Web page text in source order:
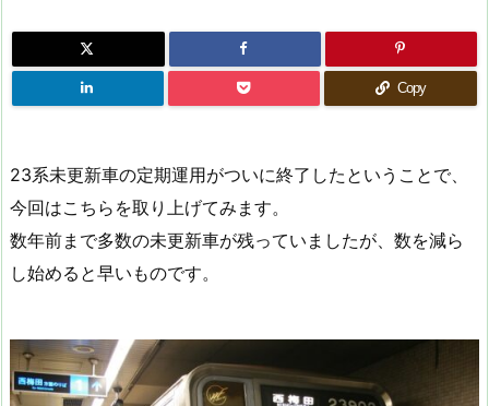
Copy
23系未更新車の定期運用がついに終了したということで、
今回はこちらを取り上げてみます。
数年前まで多数の未更新車が残っていましたが、数を減ら
し始めると早いものです。